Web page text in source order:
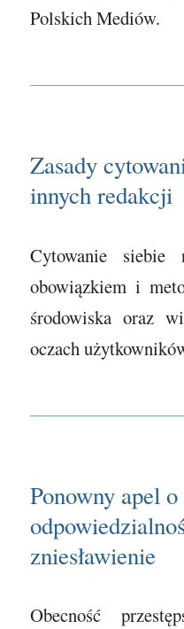
Polskich Mediów.
Zasady
innych redakcji
Cytowanie siebie
obowiązkiem i
środowiska oraz
oczach
Ponowny apel
zniesławienie
Obecność